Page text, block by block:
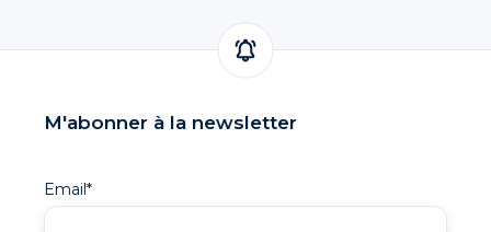
M'abonner à la newsletter
Email*